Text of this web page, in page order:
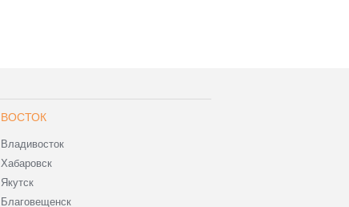
ВОСТОК
Владивосток
Хабаровск
Якутск
Благовещенск